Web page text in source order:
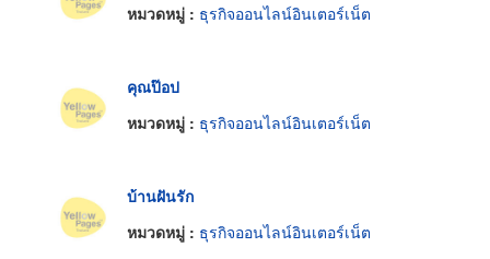
หมวดหมู่ : ธุรกิจออนไลน์อินเตอร์เน็ต
คุณป๊อป
หมวดหมู่ : ธุรกิจออนไลน์อินเตอร์เน็ต
บ้านฝันรัก
หมวดหมู่ : ธุรกิจออนไลน์อินเตอร์เน็ต